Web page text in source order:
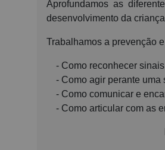
Aprofundamos as
desenvolvimento da
Trabalhamos a prevenção
- Como reconhecer sinais
- Como agir perante uma
- Como comunicar e
- Como articular com as